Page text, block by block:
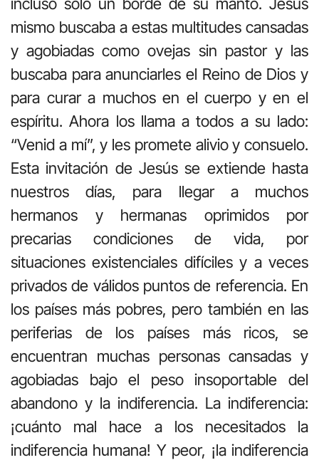
mismo buscaba a estas multitudes cansadas
y agobiadas como ovejas sin pastor y las
buscaba para anunciarles el Reino de Dios y
para curar a muchos en el cuerpo y en el
espíritu. Ahora los llama a todos a su lado:
“Venid a mí”, y les promete alivio y consuelo.
Esta invitación de Jesús se extiende hasta
nuestros días, para llegar a muchos
hermanos y hermanas oprimidos por
precarias condiciones de vida, por
situaciones existenciales difíciles y a veces
privados de válidos puntos de referencia. En
los países más pobres, pero también en las
periferias de los países más ricos, se
encuentran muchas personas cansadas y
agobiadas bajo el peso insoportable del
abandono y la indiferencia. La indiferencia:
¡cuánto mal hace a los necesitados la
indiferencia humana! Y peor, ¡la indiferencia